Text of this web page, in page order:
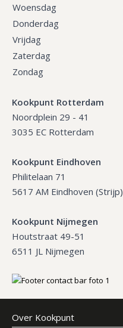
Woensdag
Donderdag
Vrijdag
Zaterdag
Zondag
Kookpunt Rotterdam
Noordplein 29 - 41
3035 EC Rotterdam
Kookpunt Eindhoven
Philitelaan 71
5617 AM Eindhoven (Strijp)
Kookpunt Nijmegen
Houtstraat 49-51
6511 JL Nijmegen
Over Kookpunt